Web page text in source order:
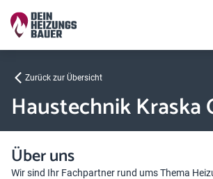
Zurück zur Übersicht
Haustechnik Kraska
Über uns
Wir sind Ihr Fachpartner rund ums Thema